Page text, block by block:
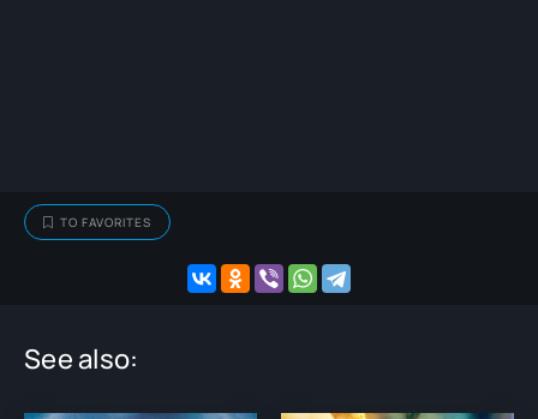
TO FAVORITES
See also: